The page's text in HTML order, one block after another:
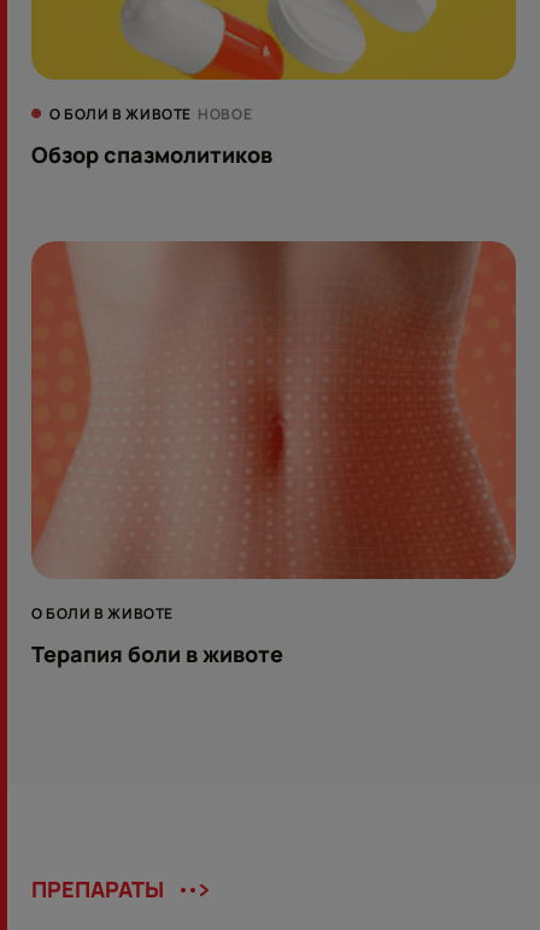
О БОЛИ В ЖИВОТЕ НОВОЕ
Обзор спазмолитиков
О БОЛИ В ЖИВОТЕ
Терапия боли в животе
ПРЕПАРАТЫ